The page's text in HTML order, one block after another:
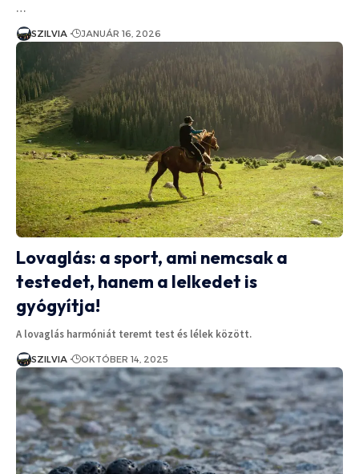
…
SZILVIA JANUÁR 16, 2026
Lovaglás: a sport, ami nemcsak a
testedet, hanem a lelkedet is
gyógyítja!
A lovaglás harmóniát teremt test és lélek között.
SZILVIA OKTÓBER 14, 2025